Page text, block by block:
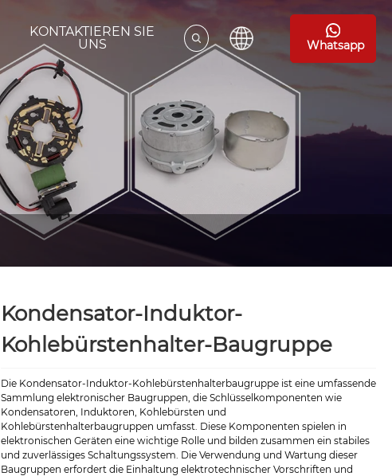
KONTAKTIEREN SIE
UNS
Whatsapp
Kondensator-Induktor-
Kohlebürstenhalter-Baugruppe
Die Kondensator-Induktor-Kohlebürstenhalterbaugruppe ist eine umfassende
Sammlung elektronischer Baugruppen, die Schlüsselkomponenten wie
Kondensatoren, Induktoren, Kohlebürsten und
Kohlebürstenhalterbaugruppen umfasst. Diese Komponenten spielen in
elektronischen Geräten eine wichtige Rolle und bilden zusammen ein stabiles
und zuverlässiges Schaltungssystem. Die Verwendung und Wartung dieser
Baugruppen erfordert die Einhaltung elektrotechnischer Vorschriften und